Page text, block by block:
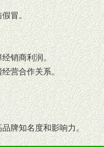
假冒。
经销商利润。
营合作关系。
牌知名度和影响力。
道具。